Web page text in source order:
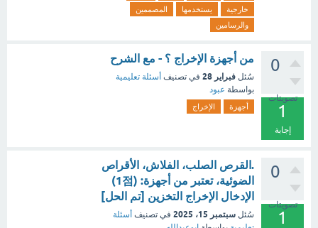
خارجية
يستخدمها
المصممين
والرسامين
0
تصويتات
1
إجابة
من أجهزة الإخراج ؟ - مع الشرح
سُئل فبراير 28 في تصنيف أسئلة تعليمية
بواسطة عبود
أجهزة الإخراج
0
تصويتات
1
.القرص الصلب، الفلاش، الأقراص
الضوئية، تعتبر من أجهزة: (1점)
الإدخال الإخراج التخزين [تم الحل]
سُئل سبتمبر 15، 2025 في تصنيف أسئلة